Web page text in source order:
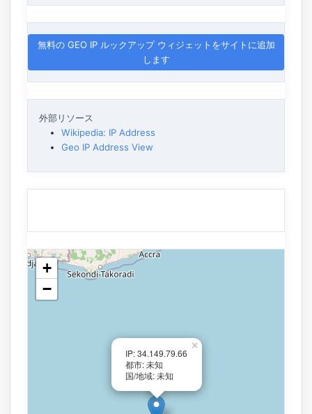
無料の GEO IP ルックアップ ウィジェットをサイトに追加
します
外部リソース
Wikipedia: IP Address
Geo IP Address View
IP: 34.149.79.66
都市: 未知
国/地域: 未知
×
+
−